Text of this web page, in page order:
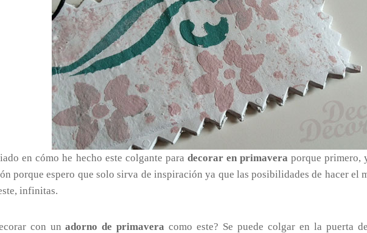
en cómo he hecho este colgante para decorar en primavera porque primero,
porque espero que solo sirva de inspiración ya que las posibilidades de hacer el
infinitas.
con unadorno de primavera como este? Se puede colgar en la puerta